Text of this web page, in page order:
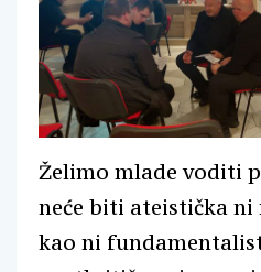
Želimo mlade voditi
neće biti ateistička
kao ni